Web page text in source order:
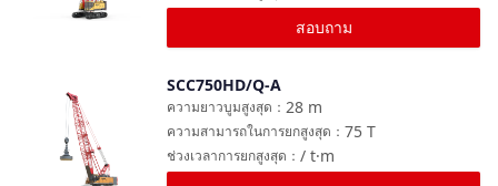
สอบถาม
เปรียบเทียบ
SCC750HD/Q-A
28 m
ความยาวบูมสูงสุด ：
75 T
ความสามารถในการยกสูงสุด ：
/ t·m
ช่วงเวลาการยกสูงสุด ：